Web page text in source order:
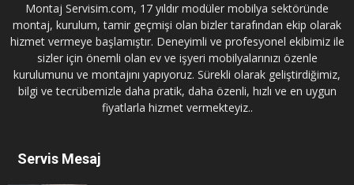
Montaj Servisim.com, 17 yıldır modüler mobilya sektöründe
montaj, kurulum, tamir geçmişi olan bizler tarafından ekip olarak
hizmet vermeye başlamıştır. Deneyimli ve profesyonel ekibimiz ile
sizler için önemli olan ev ve işyeri mobilyalarınızı özenle
kurulumunu ve montajını yapıyoruz. Sürekli olarak geliştirdiğimiz,
bilgi ve tecrübemizle daha pratik, daha özenli, hızlı ve en uygun
fiyatlarla hizmet vermekteyiz..
Servis Mesaj